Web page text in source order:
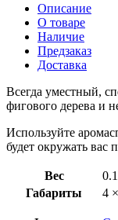
Описание
О товаре
Наличие
Предзаказ
Доставка
Всегда уместный,
фигового дерева и
Используйте
будет окружать вас
Вес
Габариты
4